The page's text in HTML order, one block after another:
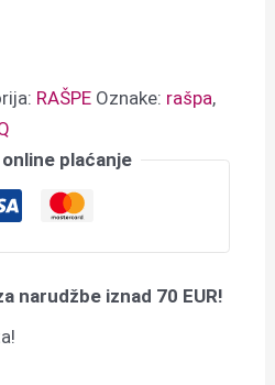
RAŠPE Oznake: rašpa,
plaćanje
narudžbe iznad 70 EUR!